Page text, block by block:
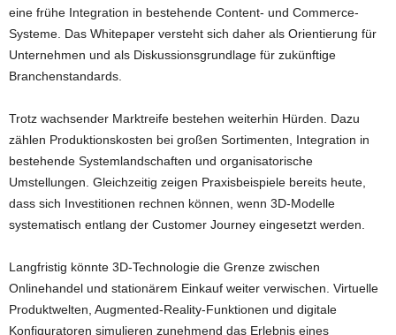
eine frühe Integration in bestehende Content- und Commerce-
Systeme. Das Whitepaper versteht sich daher als Orientierung für
Unternehmen und als Diskussionsgrundlage für zukünftige
Branchenstandards.
Trotz wachsender Marktreife bestehen weiterhin Hürden. Dazu
zählen Produktionskosten bei großen Sortimenten, Integration in
bestehende Systemlandschaften und organisatorische
Umstellungen. Gleichzeitig zeigen Praxisbeispiele bereits heute,
dass sich Investitionen rechnen können, wenn 3D-Modelle
systematisch entlang der Customer Journey eingesetzt werden.
Langfristig könnte 3D-Technologie die Grenze zwischen
Onlinehandel und stationärem Einkauf weiter verwischen. Virtuelle
Produktwelten, Augmented-Reality-Funktionen und digitale
Konfiguratoren simulieren zunehmend das Erlebnis eines